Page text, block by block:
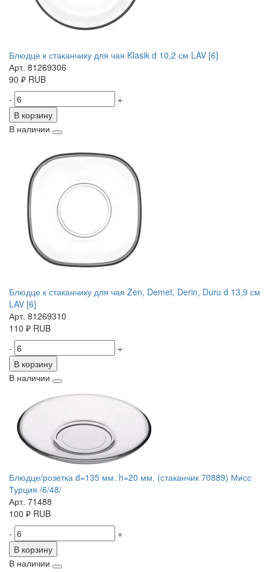
Блюдце к стаканчику для чая Klasik d 10,2 см LAV [6]
Арт. 81269306
90 ₽ RUB
-
+
В корзину
В наличии
Блюдце к стаканчику для чая Zen, Demet, Derin, Duru d 13,9 см
LAV [6]
Арт. 81269310
110 ₽ RUB
-
+
В корзину
В наличии
Блюдце/розетка d=135 мм. h=20 мм. (стаканчик 70889) Мисс
Турция /6/48/
Арт. 71488
100 ₽ RUB
-
+
В корзину
В наличии